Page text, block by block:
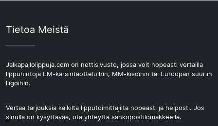
Tietoa Meistä
Jalkapallolippuja.com on nettisivusto, jossa voit nopeasti vertailla
lippuhintoja EM-karsintaotteluihin, MM-kisoihin tai Euroopan suuriin
liigoihin.
Vertaa tarjouksia kaikilta lipputoimittajilta nopeasti ja helposti. Jos
sinulla on kysyttävää, ota yhteyttä sähköpostilomakkeella.